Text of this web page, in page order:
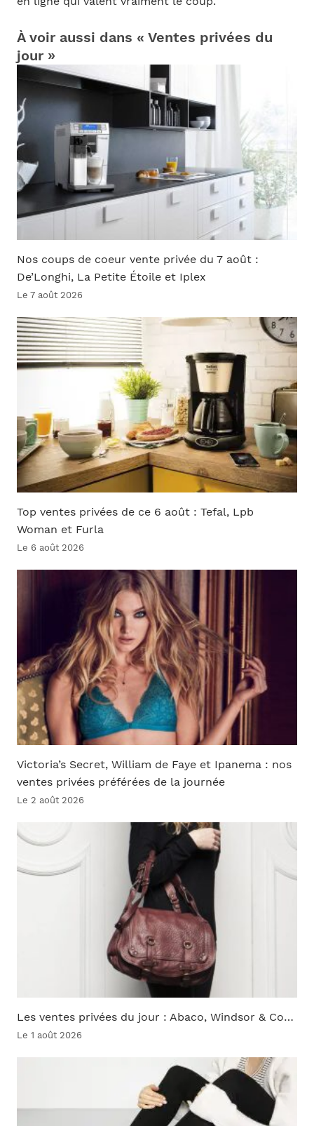
À voir aussi dans « Ventes privées du
jour »
Nos coups de coeur vente privée du 7 août :
De’Longhi, La Petite Étoile et Iplex
Le 7 août 2026
Top ventes privées de ce 6 août : Tefal, Lpb
Woman et Furla
Le 6 août 2026
Victoria’s Secret, William de Faye et Ipanema : nos
ventes privées préférées de la journée
Le 2 août 2026
Les ventes privées du jour : Abaco, Windsor & Co…
Le 1 août 2026